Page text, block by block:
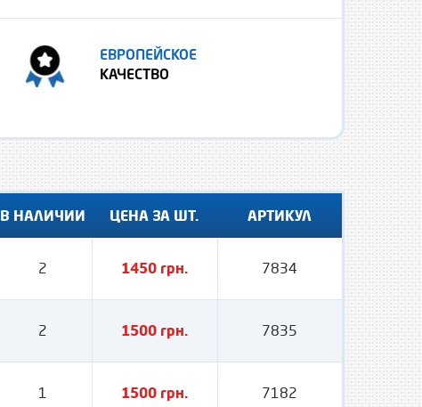
ЕВРОПЕЙСКОЕ
КАЧЕСТВО
В НАЛИЧИИ ЦЕНА ЗА ШТ. АРТИКУЛ
2 1450 грн. 7834
2 1500 грн. 7835
1 1500 грн. 7182